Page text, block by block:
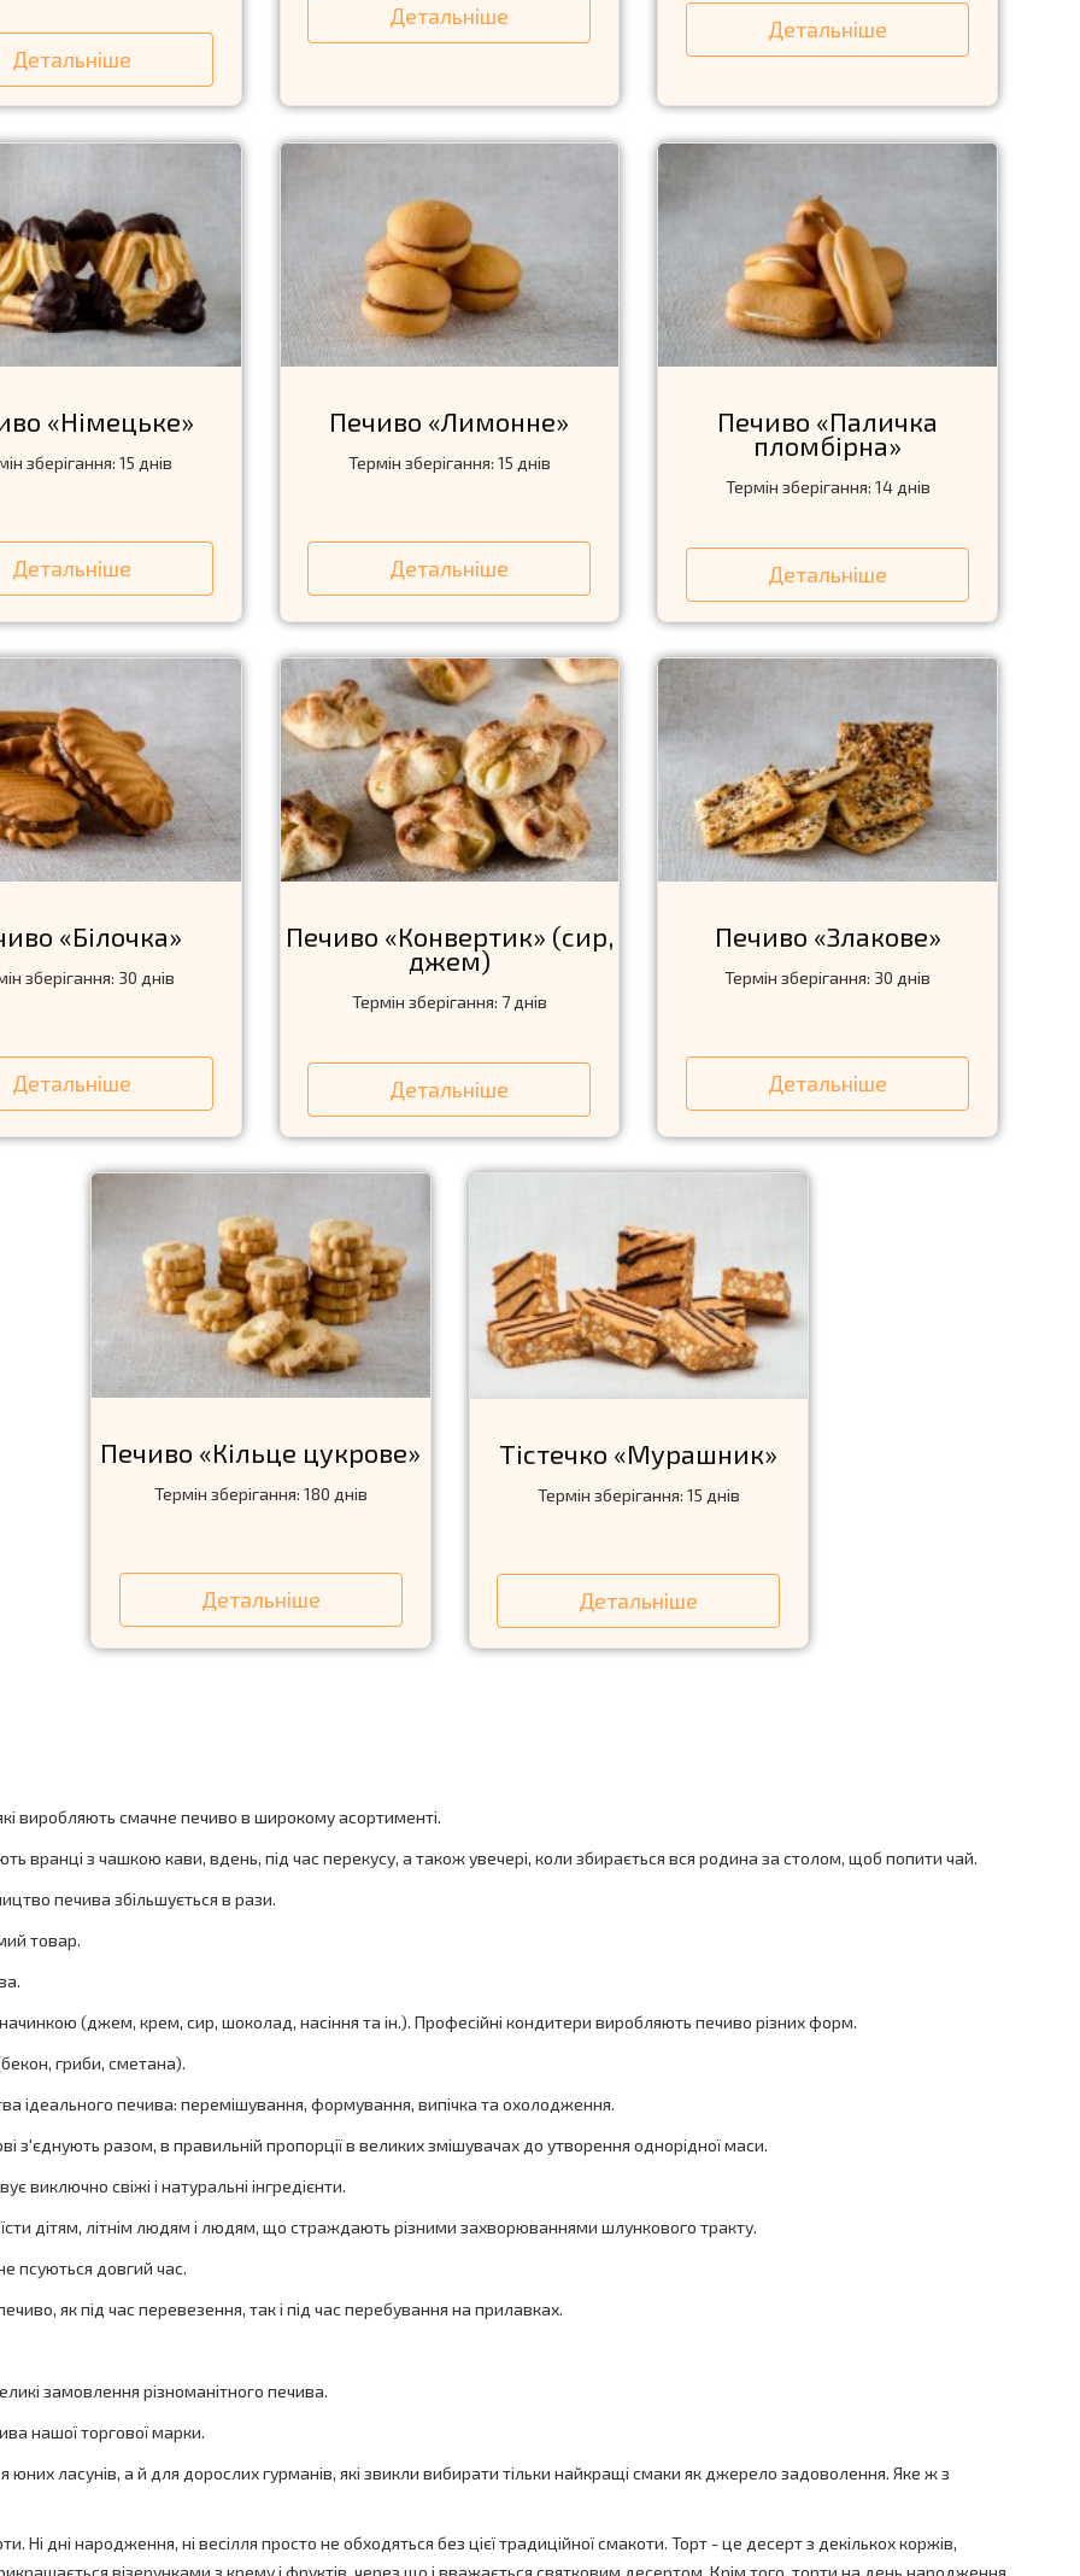
Детальніше
Детальніше
Детальніше
«Нiмецьке»
зберігання: 15 днів
Детальніше
Печиво «Лимонне»
Термін зберігання: 15 днів
Детальніше
Печиво «Паличка
пломбiрна»
Термін зберігання: 14 днів
Детальніше
«Бiлочка»
зберігання: 30 днів
Детальніше
Печиво «Конвертик» (сир,
джем)
Термін зберігання: 7 днів
Детальніше
Печиво «Злакове»
Термін зберігання: 30 днів
Детальніше
Печиво «Кiльце цукрове»
Термін зберігання: 180 днів
Детальніше
Тiстечко «Мурашник»
Термін зберігання: 15 днів
Детальніше
виробляють смачне печиво в широкому асортименті.
вранці з чашкою кави, вдень, під час перекусу, а також увечері, коли збирається вся родина за столом, щоб попити чай.
печива збільшується в рази.
товар.
начинкою (джем, крем, сир, шоколад, насіння та ін.). Професійні кондитери виробляють печиво різних форм.
гриби, сметана).
ідеального печива: перемішування, формування, випічка та охолодження.
з'єднують разом, в правильній пропорції в великих змішувачах до утворення однорідної маси.
виключно свіжі і натуральні інгредієнти.
дітям, літнім людям і людям, що страждають різними захворюваннями шлункового тракту.
псуються довгий час.
як під час перевезення, так і під час перебування на прилавках.
замовлення різноманітного печива.
нашої торгової марки.
ласунів, а й для дорослих гурманів, які звикли вибирати тільки найкращі смаки як джерело задоволення. Яке ж з
Ні дні народження, ні весілля просто не обходяться без цієї традиційної смакоти. Торт - це десерт з декількох коржів,
візерунками з крему і фруктів, через що і вважається святковим десертом. Крім того, торти на день народження